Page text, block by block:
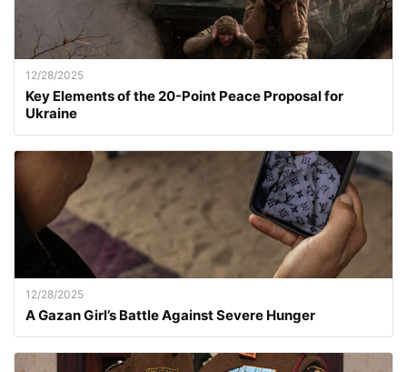
12/28/2025
Key Elements of the 20-Point Peace Proposal for
Ukraine
12/28/2025
A Gazan Girl’s Battle Against Severe Hunger